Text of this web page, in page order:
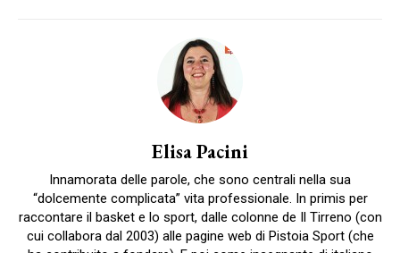
Elisa Pacini
Innamorata delle parole, che sono centrali nella sua
“dolcemente complicata” vita professionale. In primis per
raccontare il basket e lo sport, dalle colonne de Il Tirreno (con
cui collabora dal 2003) alle pagine web di Pistoia Sport (che